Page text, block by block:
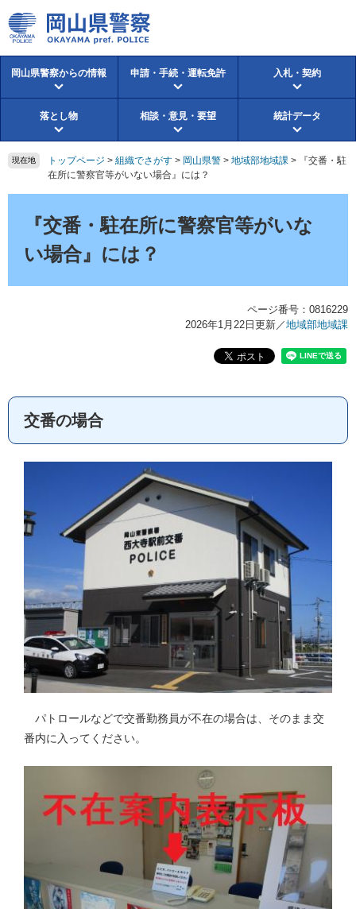
ー
ジ
の
ニ
ュ
ー
て
本
へ
岡山県警察からの情報 申請・手続・運転免許 入札・契約
落とし物 相談・意見・要望 統計データ
現在地 トップページ > 組織でさがす > 岡山県警 > 地域部地域課 >
『交番・駐
在所に警察官等がいない場合』には？
『交番・駐在所に警察官等がいな
い場合』には？
ページ番号：0816229
2026年1月22日更新 ／地域部地域課
交番の場合
パトロールなどで交番勤務員が不在の場合は、そのまま交
番内に入ってください。